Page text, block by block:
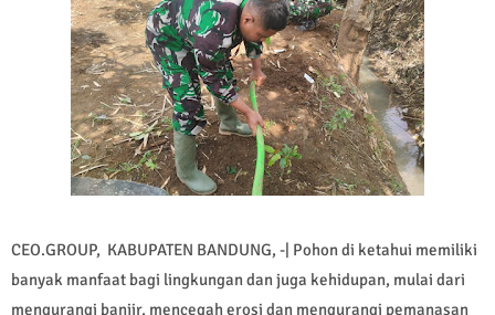
CEO.GROUP, KABUPATEN BANDUNG, -| Pohon di ketahui memiliki
banyak manfaat bagi lingkungan dan juga kehidupan, mulai dari
mengurangi banjir, mencegah erosi dan mengurangi pemanasan